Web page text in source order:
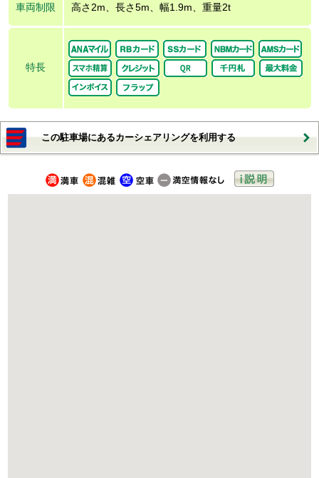
車両制限 高さ2m、長さ5m、幅1.9m、重量2t
特長
この駐車場にあるカーシェアリングを利用する